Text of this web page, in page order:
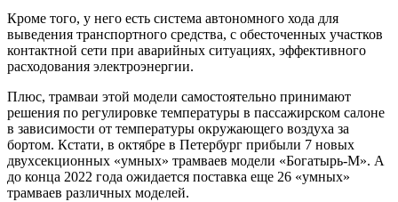
Кроме того, у него есть система автономного хода для
выведения транспортного средства, с обесточенных участков
контактной сети при аварийных ситуациях, эффективного
расходования электроэнергии.
Плюс, трамваи этой модели самостоятельно принимают
решения по регулировке температуры в пассажирском салоне
в зависимости от температуры окружающего воздуха за
бортом. Кстати, в октябре в Петербург прибыли 7 новых
двухсекционных «умных» трамваев модели «Богатырь-М». А
до конца 2022 года ожидается поставка еще 26 «умных»
трамваев различных моделей.